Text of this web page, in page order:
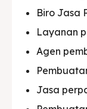
Biro Jasa
Layanan
Agen
Jasa